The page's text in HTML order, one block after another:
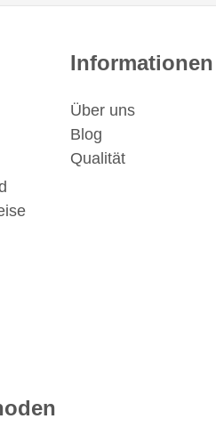
Informationen
Über uns
Blog
Qualität